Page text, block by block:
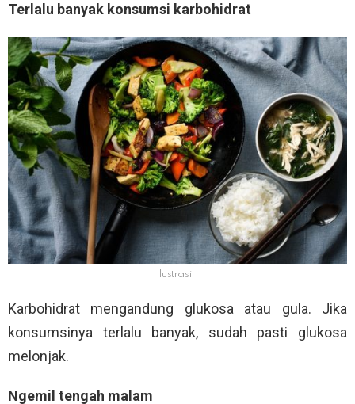
Terlalu banyak konsumsi karbohidrat
Ilustrasi
Karbohidrat mengandung glukosa atau gula. Jika
konsumsinya terlalu banyak, sudah pasti glukosa
melonjak.
Ngemil tengah malam